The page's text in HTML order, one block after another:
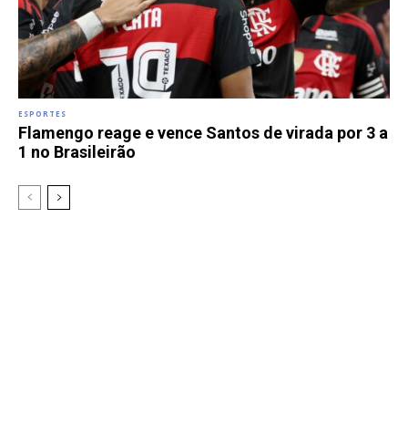
ESPORTES
Flamengo reage e vence Santos de virada por 3 a
1 no Brasileirão